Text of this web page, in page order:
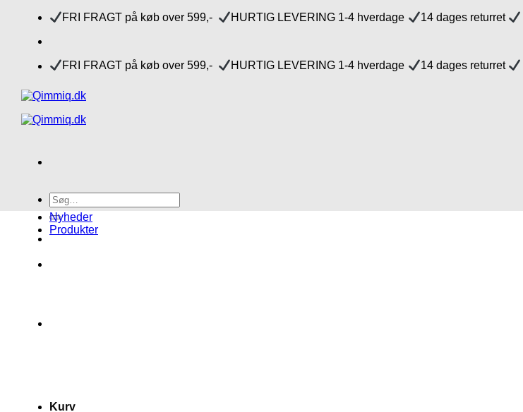
FRI FRAGT på køb over 599,- HURTIG LEVERING 1-4 hverdage 14 dages returret
FRI FRAGT på køb over 599,- HURTIG LEVERING 1-4 hverdage 14 dages returret
Søg
efter:
Kurv
Nyheder
Produkter